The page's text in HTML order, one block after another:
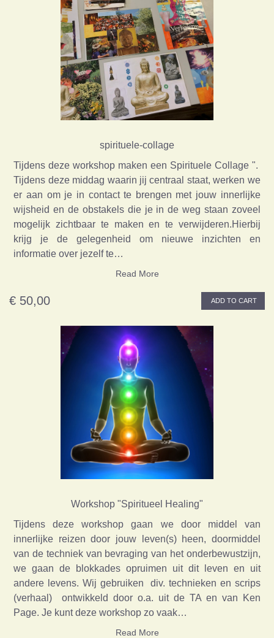
spirituele-collage
Tijdens deze workshop maken een Spirituele Collage ".
Tijdens deze middag waarin jij centraal staat, werken we
er aan om je in contact te brengen met jouw innerlijke
wijsheid en de obstakels die je in de weg staan zoveel
mogelijk zichtbaar te maken en te verwijderen.Hierbij
krijg je de gelegenheid om nieuwe inzichten en
informatie over jezelf te…
Read More
€ 50,00 ADD TO CART
Workshop "Spiritueel Healing"
Tijdens deze workshop gaan we door middel van
innerlijke reizen door jouw leven(s) heen, doormiddel
van de techniek van bevraging van het onderbewustzijn,
we gaan de blokkades opruimen uit dit leven en uit
andere levens. Wij gebruiken div. technieken en scrips
(verhaal) ontwikkeld door o.a. uit de TA en van Ken
Page. Je kunt deze workshop zo vaak…
Read More